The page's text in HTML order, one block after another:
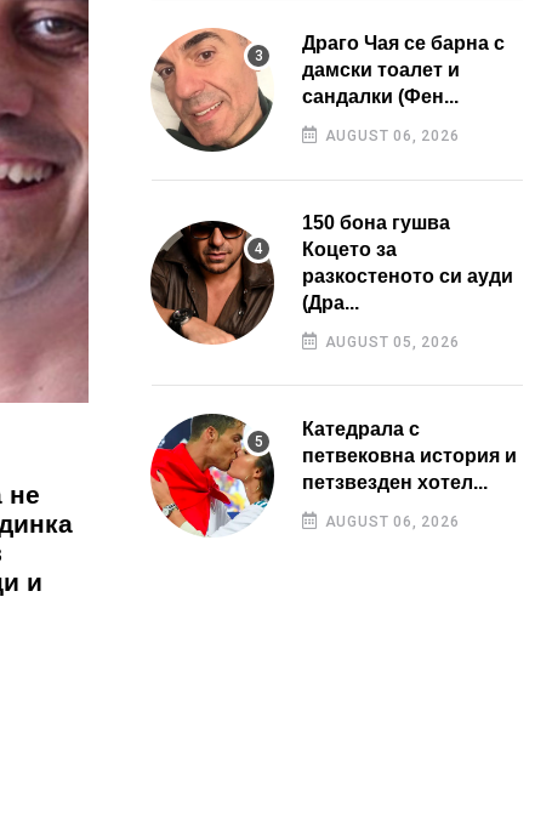
не
и
Драго Чая се барна с
дамски тоалет и
сандалки (Фен...
AUGUST 06, 2026
150 бона гушва
Коцето за
разкостеното си ауди
(Дра...
AUGUST 05, 2026
Катедрала с
петвековна история и
петзвезден хотел...
AUGUST 06, 2026